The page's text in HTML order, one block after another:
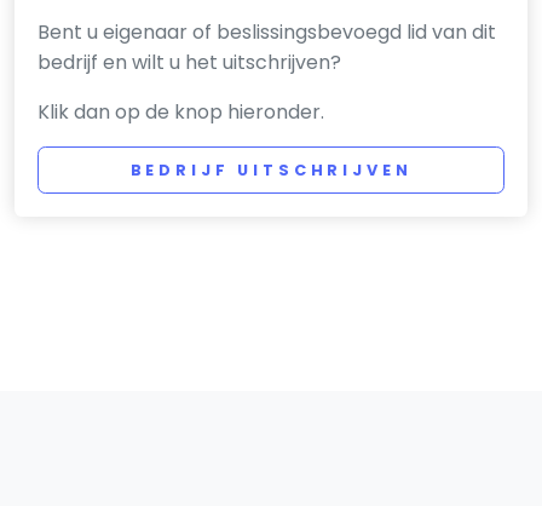
Bent u eigenaar of beslissingsbevoegd lid van dit
bedrijf en wilt u het uitschrijven?
Klik dan op de knop hieronder.
BEDRIJF UITSCHRIJVEN